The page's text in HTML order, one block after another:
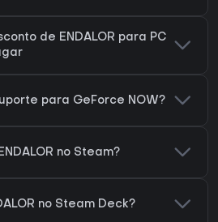
de ENDALOR para PC
para GeForce NOW?
no Steam?
no Steam Deck?